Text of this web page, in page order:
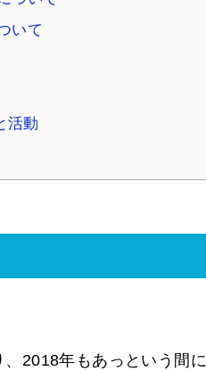
いて
活動
2018年もあっという間